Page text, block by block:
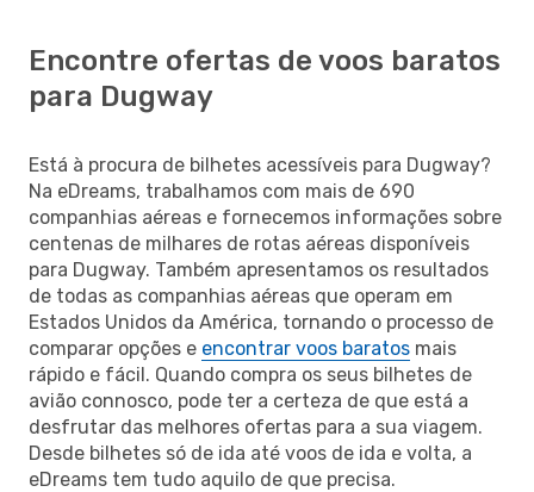
Encontre ofertas de voos baratos
para Dugway
Está à procura de bilhetes acessíveis para Dugway?
Na eDreams, trabalhamos com mais de 690
companhias aéreas e fornecemos informações sobre
centenas de milhares de rotas aéreas disponíveis
para Dugway. Também apresentamos os resultados
de todas as companhias aéreas que operam em
Estados Unidos da América, tornando o processo de
comparar opções e encontrar voos baratos mais
rápido e fácil. Quando compra os seus bilhetes de
avião connosco, pode ter a certeza de que está a
desfrutar das melhores ofertas para a sua viagem.
Desde bilhetes só de ida até voos de ida e volta, a
eDreams tem tudo aquilo de que precisa.